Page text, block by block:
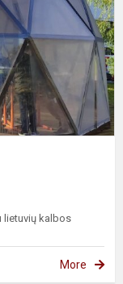
lietuvių kalbos
More